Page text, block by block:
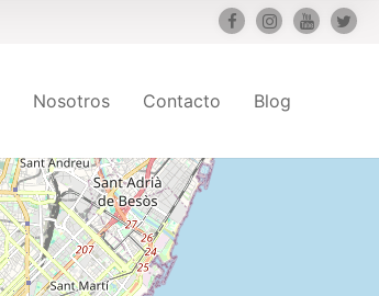
Nosotros Contacto Blog